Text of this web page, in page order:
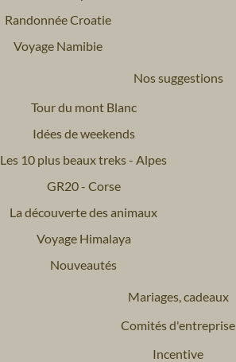
Randonnée Croatie
Voyage Namibie
Nos suggestions
Tour du mont Blanc
Idées de weekends
Les 10 plus beaux treks - Alpes
GR20 - Corse
La découverte des animaux
Voyage Himalaya
Nouveautés
Mariages, cadeaux
Comités d'entreprise
Incentive